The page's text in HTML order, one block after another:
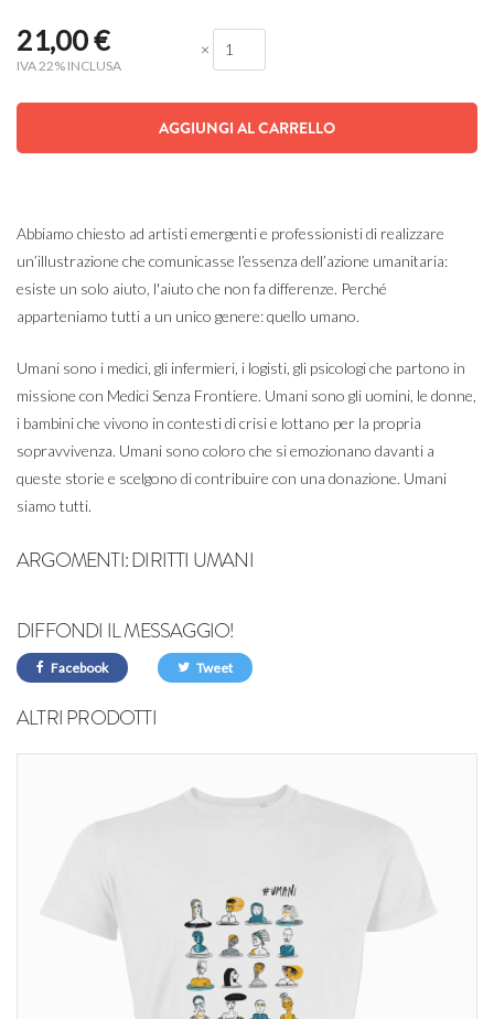
21,00€
IVA 22% INCLUSA
×
AGGIUNGI AL CARRELLO
Abbiamo chiesto ad artisti emergenti e professionisti di realizzare
un’illustrazione che comunicasse l’essenza dell’azione umanitaria:
esiste un solo aiuto, l'aiuto che non fa differenze. Perché
apparteniamo tutti a un unico genere: quello umano.
Umani sono i medici, gli infermieri, i logisti, gli psicologi che partono in
missione con Medici Senza Frontiere. Umani sono gli uomini, le donne,
i bambini che vivono in contesti di crisi e lottano per la propria
sopravvivenza. Umani sono coloro che si emozionano davanti a
queste storie e scelgono di contribuire con una donazione. Umani
siamo tutti.
ARGOMENTI:DIRITTI UMANI
DIFFONDI IL MESSAGGIO!
Facebook Tweet
ALTRI PRODOTTI